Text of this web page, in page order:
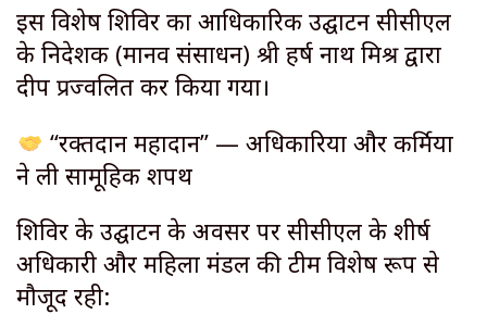
इस विशेष शिविर का आधिकारिक उद्घाटन सीसीएल
के निदेशक (मानव संसाधन) श्री हर्ष नाथ मिश्र द्वारा
दीप प्रज्वलित कर किया गया।
“रक्तदान महादान” — अधिकारियों और कर्मियों
ने ली सामूहिक शपथ
शिविर के उद्घाटन के अवसर पर सीसीएल के शीर्ष
अधिकारी और महिला मंडल की टीम विशेष रूप से
मौजूद रही: